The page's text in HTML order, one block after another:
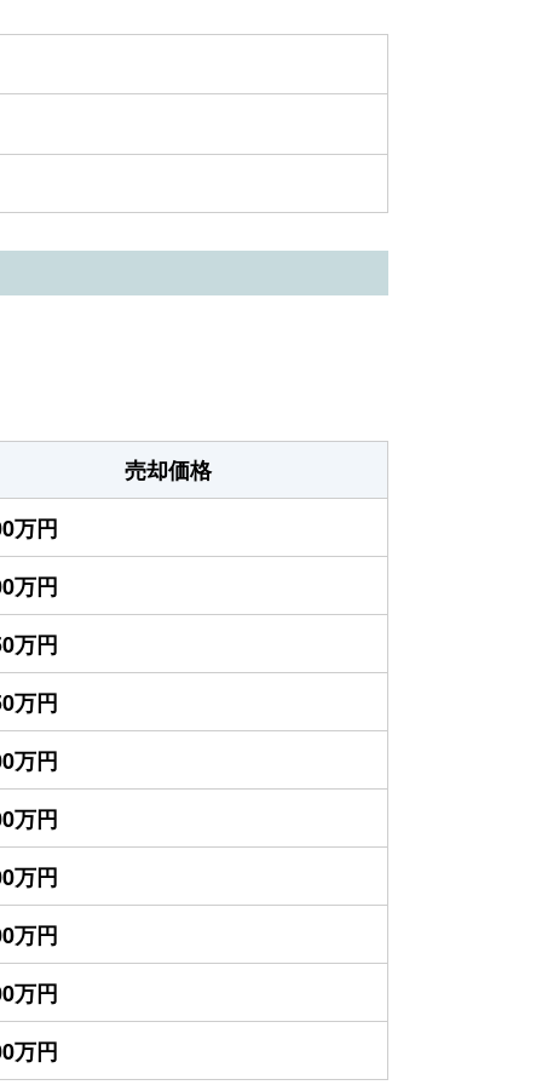
売却価格
万円
万円
万円
万円
万円
万円
万円
万円
万円
万円